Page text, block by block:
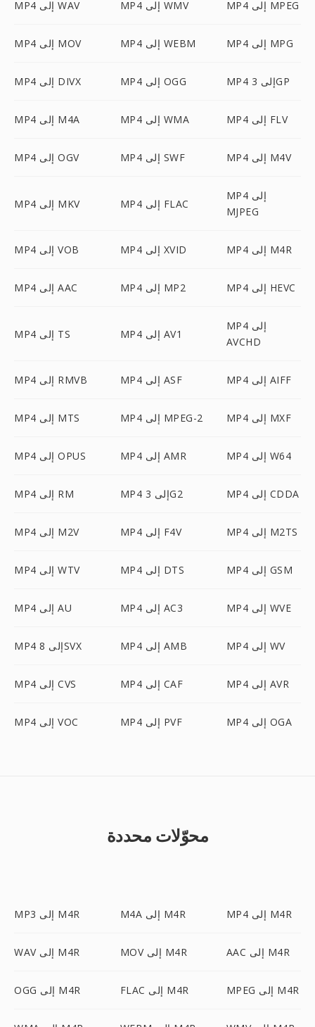
MP4 إلى WAV MP4 إلى WMV MP4 إلى MPEG
MP4 إلى MOV MP4 إلى WEBM MP4 إلى MPG
MP4 إلى DIVX MP4 إلى OGG MP4 إلى 3GP
MP4 إلى M4A MP4 إلى WMA MP4 إلى FLV
MP4 إلى OGV MP4 إلى SWF MP4 إلى M4V
MP4 إلى MKV MP4 إلى FLAC
MP4 إلى
MJPEG
MP4 إلى VOB MP4 إلى XVID MP4 إلى M4R
MP4 إلى AAC MP4 إلى MP2 MP4 إلى HEVC
MP4 إلى TS MP4 إلى AV1
MP4 إلى
AVCHD
MP4 إلى RMVB MP4 إلى ASF MP4 إلى AIFF
MP4 إلى MTS MP4 إلى MPEG-2 MP4 إلى MXF
MP4 إلى OPUS MP4 إلى AMR MP4 إلى W64
MP4 إلى RM MP4 إلى 3G2 MP4 إلى CDDA
MP4 إلى M2V MP4 إلى F4V MP4 إلى M2TS
MP4 إلى WTV MP4 إلى DTS MP4 إلى GSM
MP4 إلى AU MP4 إلى AC3 MP4 إلى WVE
MP4 إلى 8SVX MP4 إلى AMB MP4 إلى WV
MP4 إلى CVS MP4 إلى CAF MP4 إلى AVR
MP4 إلى VOC MP4 إلى PVF MP4 إلى OGA
محوّلات محددة
MP3 إلى M4R M4A إلى M4R MP4 إلى M4R
WAV إلى M4R MOV إلى M4R AAC إلى M4R
OGG إلى M4R FLAC إلى M4R MPEG إلى M4R